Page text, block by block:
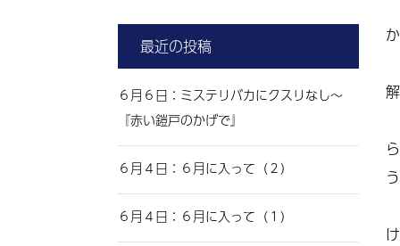
最近の投稿
６月６日：ミステリバカにクスリなし～
『赤い鎧戸のかげで』
６月４日：６月に入って（２）
６月４日：６月に入って（１）